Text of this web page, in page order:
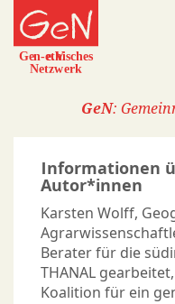
Direkt
zum
Inhalt
GeN:
Informationen
Autor*innen
Karsten Wolff,
Berater für die
THANAL
Koalition für ein